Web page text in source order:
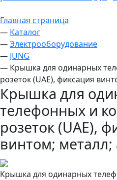
Главная страница
— Каталог
—Электрооборудование
— JUNG
— Крышка для одинарных
розеток (UAE), фиксация
Крышка для
телефонных и
розеток (UAE),
винтом; металл;
Крышка для одинарных